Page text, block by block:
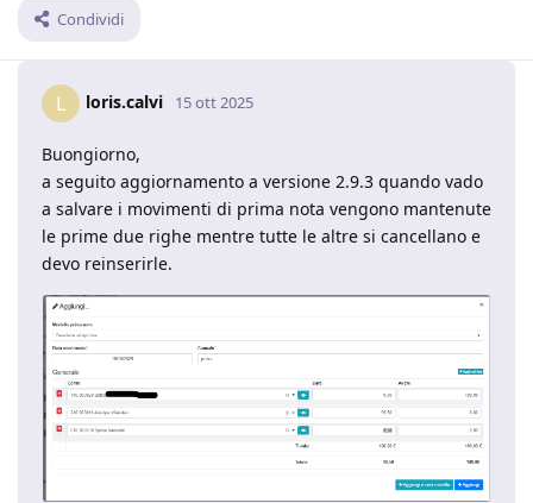
Condividi
L loris.calvi 15 ott 2025
Buongiorno,
a seguito aggiornamento a versione 2.9.3 quando vado
a salvare i movimenti di prima nota vengono mantenute
le prime due righe mentre tutte le altre si cancellano e
devo reinserirle.